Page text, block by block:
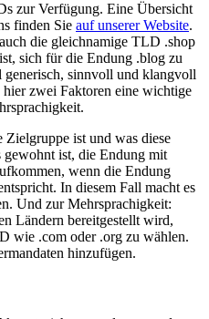
zur Verfügung. Eine Übersicht
finden Sie auf unserer Website.
die gleichnamige TLD .shop
sich für die Endung .blog zu
generisch, sinnvoll und klangvoll
zwei Faktoren eine wichtige
Zielgruppe ist und was diese
gewohnt ist, die Endung mit
wenn die Endung
In diesem Fall macht es
Und zur Mehrsprachigkeit:
Ländern bereitgestellt wird,
wie .com oder .org zu wählen.
hinzufügen.